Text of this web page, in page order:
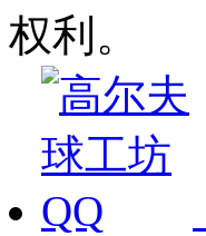
权利。